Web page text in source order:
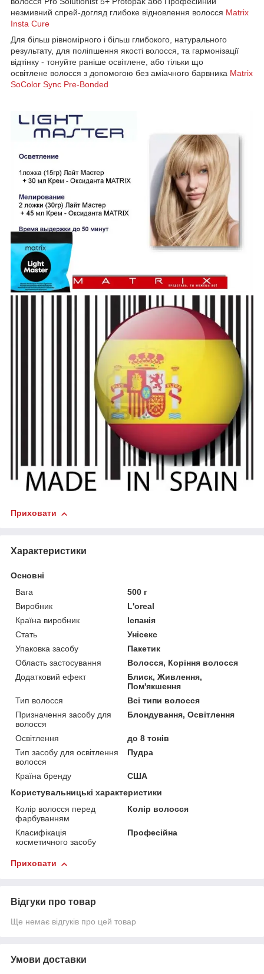
незмивний спрей-догляд глибоке відновлення волосся Matrix
Insta Cure
Для більш рівномірного і більш глибокого, натурального
результату, для поліпшення якості волосся, та гармонізації
відтінку - тонуйте раніше освітлене, або тільки що
освітлене волосся з допомогою без аміачного барвника Matrix
SoColor Sync Pre-Bonded
Приховати
Характеристики
Основні
Вага
500 г
Виробник
L'oreal
Країна виробник
Іспанія
Стать
Унісекс
Упаковка засобу
Пакетик
Область застосування
Волосся, Коріння волосся
Додатковий ефект
Блиск, Живлення,
Пом'якшення
Тип волосся
Всі типи волосся
Призначення засобу для
волосся
Блондування, Освітлення
Освітлення
до 8 тонів
Тип засобу для освітлення
волосся
Пудра
Країна бренду
США
Користувальницькі характеристики
Колір волосся перед
фарбуванням
Колір волосся
Класифікація
косметичного засобу
Професійна
Приховати
Відгуки про товар
Ще немає відгуків про цей товар
Умови доставки